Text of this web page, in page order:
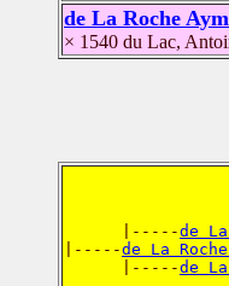
de La Roche
× 1540 du Lac,
      |-----
de
|-----de La
      |-----
de